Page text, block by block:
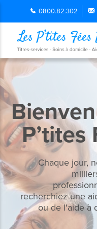
0800.82.302
P’tites
Chaque jour,
recherchiez une
ou de l'aide à